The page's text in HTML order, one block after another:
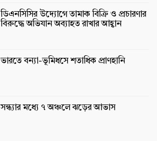
ডিএনসিসির উদ্যোগে তামাক বিক্রি ও প্রচারণার
বিরুদ্ধে অভিযান অব্যাহত রাখার আহ্বান
ভারতে বন্যা-ভূমিধসে শতাধিক প্রাণহানি
সন্ধ্যার মধ্যে ৭ অঞ্চলে ঝড়ের আভাস